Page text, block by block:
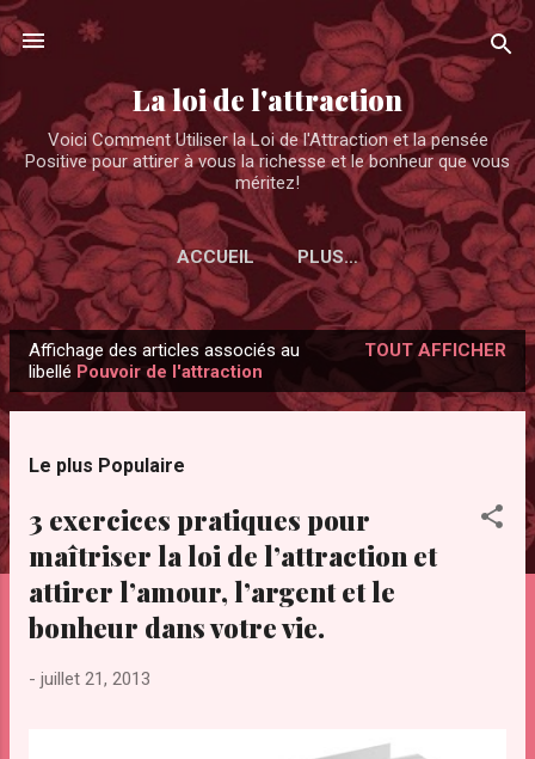
Accéder au contenu principal
La loi de l'attraction
Voici Comment Utiliser la Loi de l'Attraction et la pensée
Positive pour attirer à vous la richesse et le bonheur que vous
méritez!
ACCUEIL PLUS…
r
Affichage des articles associés au
libellé Pouvoir de l'attraction
TOUT AFFICHER
Le plus Populaire
3 exercices pratiques pour
maîtriser la loi de l’attraction et
attirer l’amour, l’argent et le
bonheur dans votre vie.
- juillet 21, 2013